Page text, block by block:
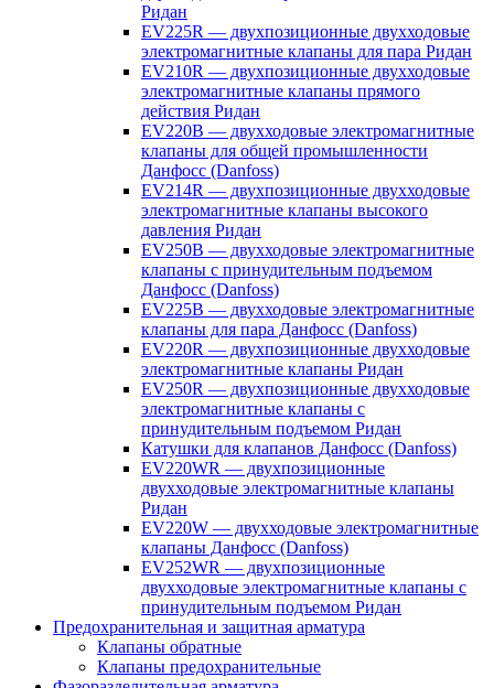
Ридан
EV225R — двухпозиционные двухходовые
электромагнитные клапаны для пара Ридан
EV210R — двухпозиционные двухходовые
электромагнитные клапаны прямого
действия Ридан
EV220B — двухходовые электромагнитные
клапаны для общей промышленности
Данфосс (Danfoss)
EV214R — двухпозиционные двухходовые
электромагнитные клапаны высокого
давления Ридан
EV250B — двухходовые электромагнитные
клапаны с принудительным подъемом
Данфосс (Danfoss)
EV225B — двухходовые электромагнитные
клапаны для пара Данфосс (Danfoss)
EV220R — двухпозиционные двухходовые
электромагнитные клапаны Ридан
EV250R — двухпозиционные двухходовые
электромагнитные клапаны с
принудительным подъемом Ридан
Катушки для клапанов Данфосс (Danfoss)
EV220WR — двухпозиционные
двухходовые электромагнитные клапаны
Ридан
EV220W — двухходовые электромагнитные
клапаны Данфосс (Danfoss)
EV252WR — двухпозиционные
двухходовые электромагнитные клапаны с
принудительным подъемом Ридан
Предохранительная и защитная арматура
Клапаны обратные
Клапаны предохранительные